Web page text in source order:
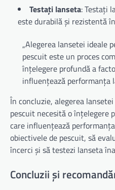
Testați lanseta: Testați
este durabilă și rezistentă
„Alegerea lansetei ideale
pescuit este un proces
înțelegere profundă a
influențează performanța
În concluzie, alegerea
pescuit necesită o înțelegere
care influențează
obiectivele de pescuit, să
încerci și să testezi lanseta
Concluzii și